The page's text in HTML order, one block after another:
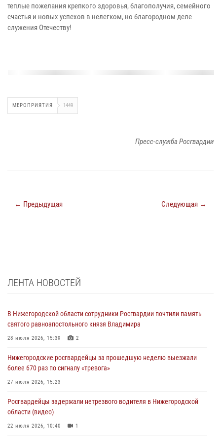
теплые пожелания крепкого здоровья, благополучия, семейного
счастья и новых успехов в нелегком, но благородном деле
служения Отечеству!
МЕРОПРИЯТИЯ 1449
Пресс-служба Росгвардии
← Предыдущая Следующая →
ЛЕНТА НОВОСТЕЙ
В Нижегородской области сотрудники Росгвардии почтили память
святого равноапостольного князя Владимира
28 июля 2026, 15:39 2
Нижегородские росгвардейцы за прошедшую неделю выезжали
более 670 раз по сигналу «тревога»
27 июля 2026, 15:23
Росгвардейцы задержали нетрезвого водителя в Нижегородской
области (видео)
22 июля 2026, 10:40 1